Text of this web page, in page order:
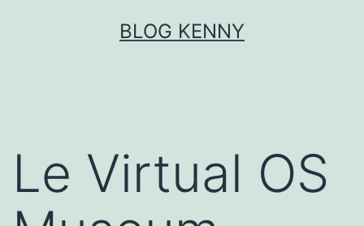
BLOG KENNY
Le Virtual OS